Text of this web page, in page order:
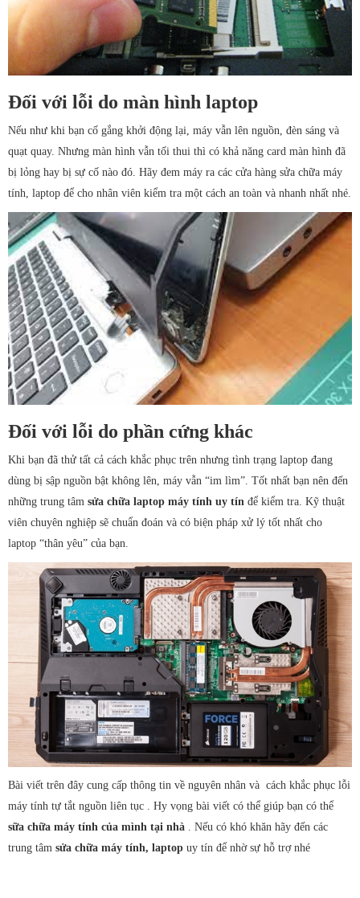
Đối với lỗi do màn hình laptop
Nếu như khi bạn cố gắng khởi động lại, máy vẫn lên nguồn, đèn sáng và
quạt quay. Nhưng màn hình vẫn tối thui thì có khả năng card màn hình đã
bị lỏng hay bị sự cố nào đó. Hãy đem máy ra các cửa hàng sửa chữa máy
tính, laptop để cho nhân viên kiểm tra một cách an toàn và nhanh nhất nhé.
Đối với lỗi do phần cứng khác
Khi bạn đã thử tất cả cách khắc phục trên nhưng tình trạng laptop đang
dùng bị sập nguồn bật không lên, máy vẫn “im lìm”. Tốt nhất bạn nên đến
những trung tâm sửa chữa laptop máy tính uy tín để kiểm tra. Kỹ thuật
viên chuyên nghiệp sẽ chuẩn đoán và có biện pháp xử lý tốt nhất cho
laptop “thân yêu” của bạn.
Bài viết trên đây cung cấp thông tin về nguyên nhân và cách khắc phục lỗi
máy tính tự tắt nguồn liên tục . Hy vọng bài viết có thể giúp bạn có thể
sữa chữa máy tính của mình tại nhà . Nếu có khó khăn hãy đến các
trung tâm sửa chữa máy tính, laptop uy tín để nhờ sự hỗ trợ nhé